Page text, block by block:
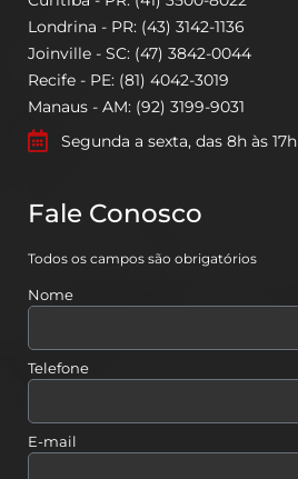
Londrina - PR: (43) 3142-1136
Joinville - SC: (47) 3842-0044
Recife - PE: (81) 4042-3019
Manaus - AM: (92) 3199-9031
Segunda a sexta, das 8h às 17h
Fale Conosco
Todos os campos são obrigatórios
Nome
Telefone
E-mail